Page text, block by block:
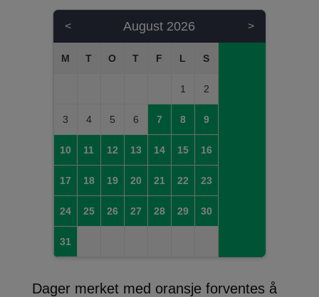
< August 2026 >
1 2
3 4 5 6 7 8 9
10 11 12 13 14 15 16
17 18 19 20 21 22 23
24 25 26 27 28 29 30
31
Dager merket med oransje forventes å